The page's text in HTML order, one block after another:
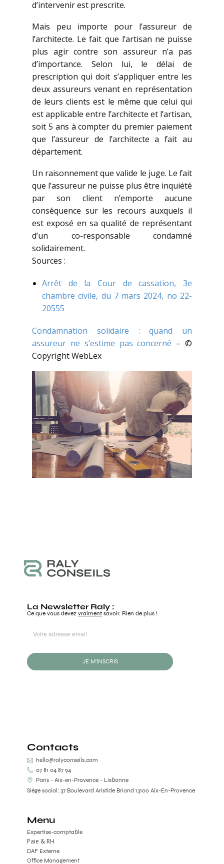
d’intervenir est prescrite.
Mais peu importe pour l’assureur de
l’architecte. Le fait que l’artisan ne puisse
plus agir contre son assureur n’a pas
d’importance. Selon lui, le délai de
prescription qui doit s’appliquer entre les
deux assureurs venant en représentation
de leurs clients est le même que celui qui
est applicable entre l’architecte et l’artisan,
soit 5 ans à compter du premier paiement
que l’assureur de l’architecte a fait au
département.
Un raisonnement que valide le juge. Le fait
que l’assureur ne puisse plus être inquiété
par son client n’emporte aucune
conséquence sur les recours auxquels il
est exposé en sa qualité de représentant
d’un co-responsable condamné
solidairement.
Sources :
Arrêt de la Cour de cassation, 3e
chambre civile, du 7 mars 2024, no 22-
20555
Condamnation solidaire : quand un
assureur ne s’estime pas concerné – ©
Copyright WebLex
La Newsletter Raly :
Ce que vous devez vraiment savoir. Rien de plus !
JE M'INSCRIS
Contacts
hello@ralyconseils.com
07 81 04 87 94
Paris - Aix-en-Provence - Lisbonne
Siège social: 37 Boulevard Aristide Briand 13100 Aix-En-Provence
Menu
Expertise-comptable
DAF Externe
Office Management
Paie & RH